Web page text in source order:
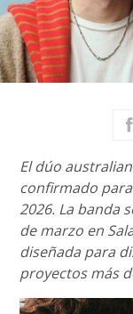
El dúo
confirmado
2026. La banda
de marzo en
diseñada para
proyectos más